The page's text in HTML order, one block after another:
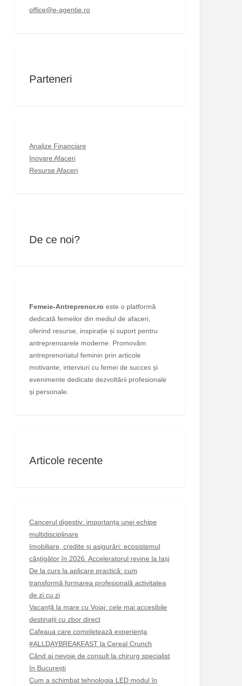
office@e-agentie.ro
Parteneri
Analize Financiare
Inovare Afaceri
Resurse Afaceri
De ce noi?
Femeie-Antreprenor.ro este o platformă
dedicată femeilor din mediul de afaceri,
oferind resurse, inspirație și suport pentru
antreprenoarele moderne. Promovăm
antreprenoriatul feminin prin articole
motivante, interviuri cu femei de succes și
evenimente dedicate dezvoltării profesionale
și personale.
Articole recente
Cancerul digestiv: importanța unei echipe
multidisciplinare
Imobiliare, credite și asigurări: ecosistemul
câștigător în 2026. Acceleratorul revine la Iași
De la curs la aplicare practică: cum
transformă formarea profesională activitatea
de zi cu zi
Vacanță la mare cu Voiaj: cele mai accesibile
destinații cu zbor direct
Cafeaua care completează experiența
#ALLDAYBREAKFAST la Cereal Crunch
Când ai nevoie de consult la chirurg specialist
în București
Cum a schimbat tehnologia LED modul în